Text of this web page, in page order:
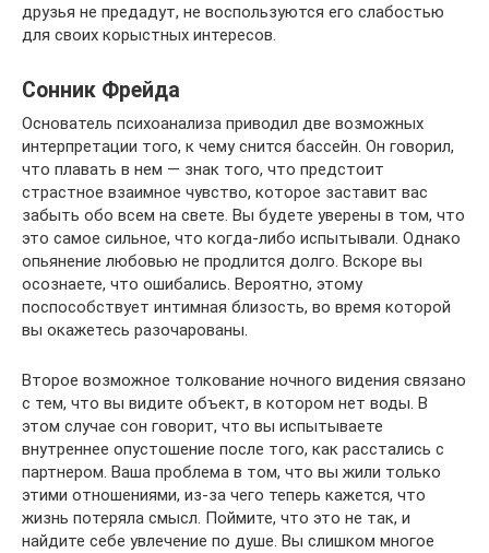
друзья не предадут, не воспользуются его слабостью
для своих корыстных интересов.
Сонник Фрейда
Основатель психоанализа приводил две возможных
интерпретации того, к чему снится бассейн. Он говорил,
что плавать в нем — знак того, что предстоит
страстное взаимное чувство, которое заставит вас
забыть обо всем на свете. Вы будете уверены в том, что
это самое сильное, что когда-либо испытывали. Однако
опьянение любовью не продлится долго. Вскоре вы
осознаете, что ошибались. Вероятно, этому
поспособствует интимная близость, во время которой
вы окажетесь разочарованы.
Второе возможное толкование ночного видения связано
с тем, что вы видите объект, в котором нет воды. В
этом случае сон говорит, что вы испытываете
внутреннее опустошение после того, как расстались с
партнером. Ваша проблема в том, что вы жили только
этими отношениями, из-за чего теперь кажется, что
жизнь потеряла смысл. Поймите, что это не так, и
найдите себе увлечение по душе. Вы слишком многое